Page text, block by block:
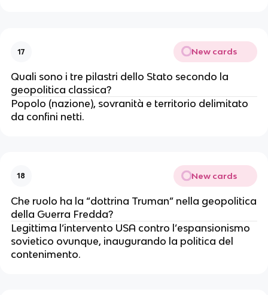
17 New cards
Quali sono i tre pilastri dello Stato secondo la
geopolitica classica?
Popolo (nazione), sovranità e territorio delimitato
da confini netti.
18 New cards
Che ruolo ha la “dottrina Truman” nella geopolitica
della Guerra Fredda?
Legittima l’intervento USA contro l’espansionismo
sovietico ovunque, inaugurando la politica del
contenimento.